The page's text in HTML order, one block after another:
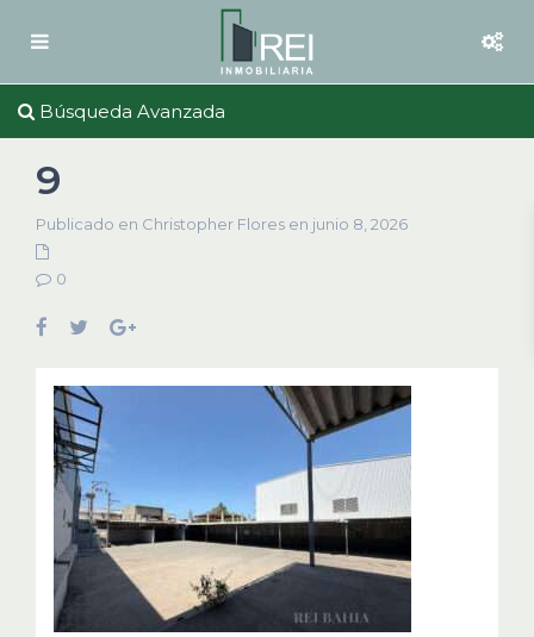
Búsqueda Avanzada
9
Publicado en Christopher Flores en junio 8, 2026
0